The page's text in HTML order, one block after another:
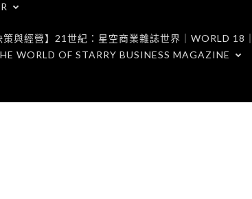
策與經營】21世紀：星空商業雜誌世界｜WORLD
WORLD OF STARRY BUSINESS MAGAZINE